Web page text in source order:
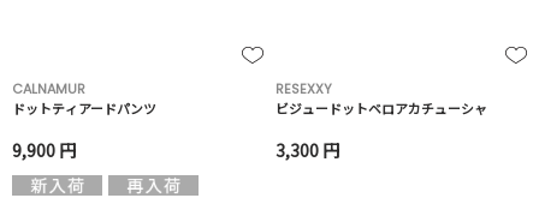
CALNAMUR
ドットティアードパンツ
9,900 円
RESEXXY
ビジュードットベロアカチューシャ
3,300 円